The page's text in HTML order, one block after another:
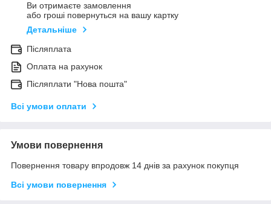
Ви отримаєте замовлення
або гроші повернуться на вашу картку
Детальніше
Післяплата
Оплата на рахунок
Післяплати "Нова пошта"
Всі умови оплати
Умови повернення
Повернення товару впродовж 14 днів за рахунок покупця
Всі умови повернення